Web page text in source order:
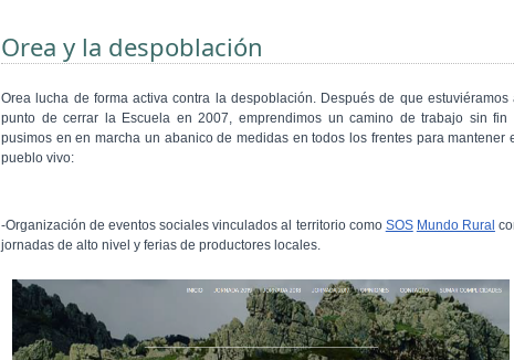
Orea y la despoblación
Orea lucha de forma activa contra la despoblación. Después de que estuviéramos
punto de cerrar la Escuela en 2007, emprendimos un camino de trabajo sin fin
pusimos en en marcha un abanico de medidas en todos los frentes para mantener
pueblo vivo:
-Organización de eventos sociales vinculados al territorio como SOS Mundo Rural
jornadas de alto nivel y ferias de productores locales.